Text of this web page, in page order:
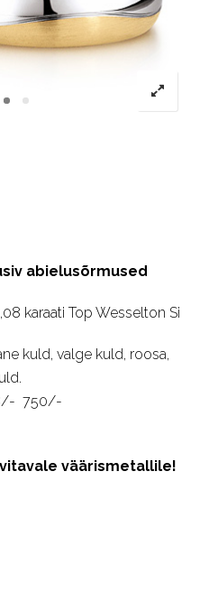
abielusõrmused
karaati Top Wesselton Si
kuld, valge kuld, roosa,
750/-
väärismetallile!